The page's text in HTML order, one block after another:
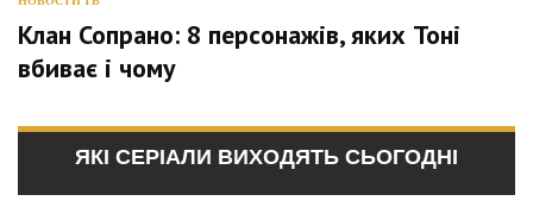
Клан Сопрано: 8 персонажів, яких Тоні
вбиває і чому
ЯКІ СЕРІАЛИ ВИХОДЯТЬ СЬОГОДНІ